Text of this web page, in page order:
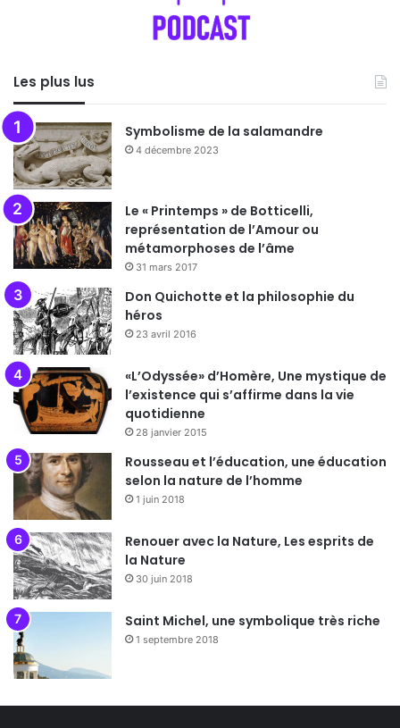
Les plus lus
Symbolisme de la salamandre
4 décembre 2023
Le « Printemps » de Botticelli,
représentation de l’Amour ou
métamorphoses de l’âme
31 mars 2017
Don Quichotte et la philosophie du
héros
23 avril 2016
«L’Odyssée» d’Homère, Une mystique de
l’existence qui s’affirme dans la vie
quotidienne
28 janvier 2015
Rousseau et l’éducation, une éducation
selon la nature de l’homme
1 juin 2018
Renouer avec la Nature, Les esprits de
la Nature
30 juin 2018
Saint Michel, une symbolique très riche
1 septembre 2018